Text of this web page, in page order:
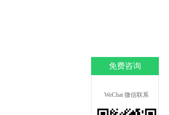
免费咨询
WeChat 微信联系